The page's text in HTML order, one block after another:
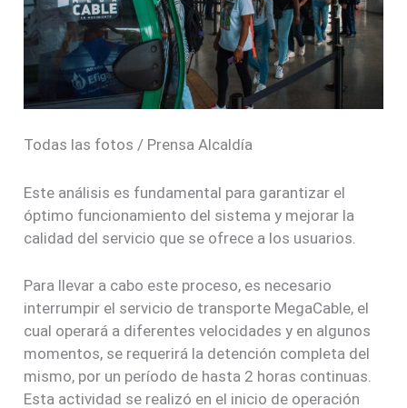
Todas las fotos / Prensa Alcaldía
Este análisis es fundamental para garantizar el
óptimo funcionamiento del sistema y mejorar la
calidad del servicio que se ofrece a los usuarios.
Para llevar a cabo este proceso, es necesario
interrumpir el servicio de transporte MegaCable, el
cual operará a diferentes velocidades y en algunos
momentos, se requerirá la detención completa del
mismo, por un período de hasta 2 horas continuas.
Esta actividad se realizó en el inicio de operación